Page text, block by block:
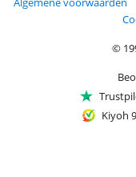
©
Kiyoh